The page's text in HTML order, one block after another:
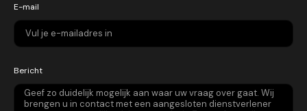
E-mail
Bericht